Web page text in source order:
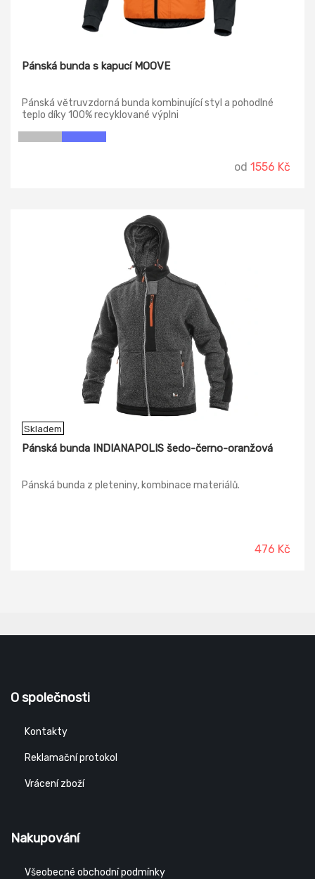
Pánská bunda s kapucí MOOVE
Pánská větruvzdorná bunda kombinující styl a pohodlné
teplo díky 100% recyklované výplni
od 1556 Kč
Skladem
Pánská bunda INDIANAPOLIS šedo-černo-oranžová
Pánská bunda z pleteniny, kombinace materiálů.
476 Kč
O společnosti
Kontakty
Reklamační protokol
Vrácení zboží
Nakupování
Všeobecné obchodní podmínky